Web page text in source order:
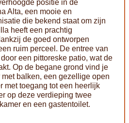
positie in de
Alta, een mooie en
die bekend staat om zijn
heeft een prachtig
de goed ontworpen
ruim perceel. De entree van
een pittoreske patio, wat de
Op de begane grond vind je
balken, een gezellige open
met toegang tot een heerlijk
op deze verdieping twee
en een gastentoilet.